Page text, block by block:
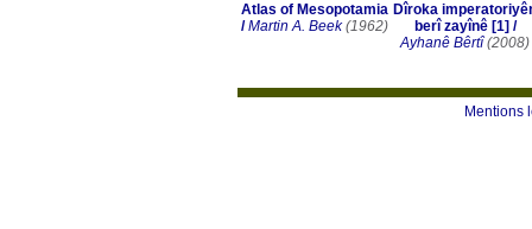
Atlas of Mesopotamia
/Martin A. Beek(1962)
Dîroka
berî zayînê [1] /
Ayhanê Bêrtî(2008)
Mentions